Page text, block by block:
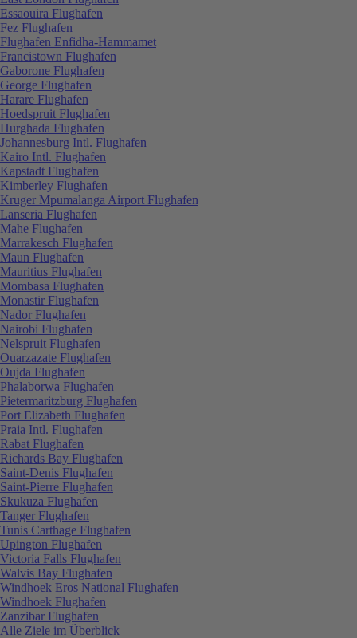
Essaouira Flughafen
Fez Flughafen
Flughafen Enfidha-Hammamet
Francistown Flughafen
Gaborone Flughafen
George Flughafen
Harare Flughafen
Hoedspruit Flughafen
Hurghada Flughafen
Johannesburg Intl. Flughafen
Kairo Intl. Flughafen
Kapstadt Flughafen
Kimberley Flughafen
Kruger Mpumalanga Airport Flughafen
Lanseria Flughafen
Mahe Flughafen
Marrakesch Flughafen
Maun Flughafen
Mauritius Flughafen
Mombasa Flughafen
Monastir Flughafen
Nador Flughafen
Nairobi Flughafen
Nelspruit Flughafen
Ouarzazate Flughafen
Oujda Flughafen
Phalaborwa Flughafen
Pietermaritzburg Flughafen
Port Elizabeth Flughafen
Praia Intl. Flughafen
Rabat Flughafen
Richards Bay Flughafen
Saint-Denis Flughafen
Saint-Pierre Flughafen
Skukuza Flughafen
Tanger Flughafen
Tunis Carthage Flughafen
Upington Flughafen
Victoria Falls Flughafen
Walvis Bay Flughafen
Windhoek Eros National Flughafen
Windhoek Flughafen
Zanzibar Flughafen
Alle Ziele im Überblick